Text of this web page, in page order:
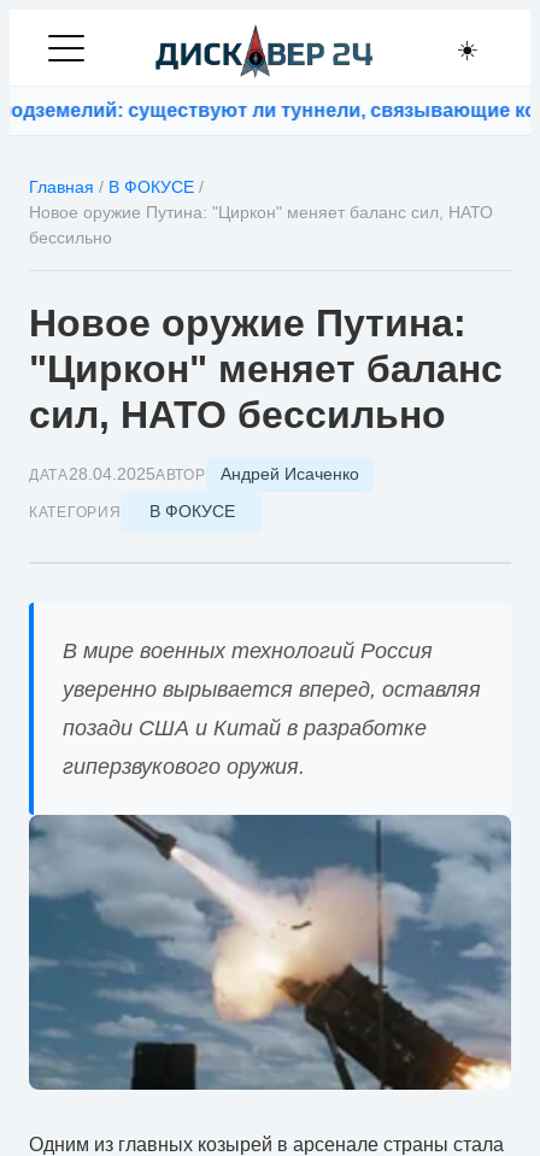
☀️
существуют ли туннели, связывающие
Главная / В ФОКУСЕ /
Новое оружие Путина: "Циркон" меняет баланс сил, НАТО
бессильно
Новое оружие Путина:
"Циркон" меняет баланс
сил, НАТО бессильно
ДАТА28.04.2025АВТОР Андрей Исаченко
КАТЕГОРИЯ В ФОКУСЕ
В мире военных технологий Россия
уверенно вырывается вперед, оставляя
позади США и Китай в разработке
гиперзвукового оружия.
Одним из главных козырей в арсенале страны стала